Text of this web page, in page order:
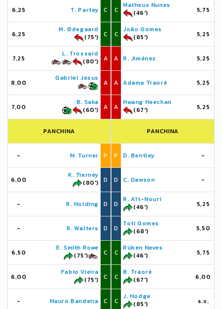
6,25 T. Partey C
6,25
M. Ødegaard
(75')
C
7,25
L. Trossard
(80')
A
8,00
Gabriel Jesus
A
7,00
B. Saka
(60')
A
PANCHINA
- M. Turner P
6,00
K. Tierney
(80')
D
- R. Holding D
- R. Walters D
6,50
E. Smith Rowe
(75')
C
6,00
Fabio Vieira
(75')
C
- Mauro Bandeira C
C
Matheus Nunes
(46')
5,75
C
João Gomes
(85')
5,25
A R. Jiménez 5,25
A Adama Traoré 5,25
A
Hwang Heechan
(67')
5,25
PANCHINA
P D. Bentley -
D C. Dawson -
D
R. Aït-Nouri
(46')
5,25
D
Toti Gomes
(68')
5,50
C
Rúben Neves
(46')
5,75
C
B. Traoré
(67')
6,00
C
J. Hodge
(85')
s.v.